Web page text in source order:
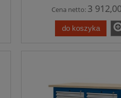
Cena netto: 3
do koszyka